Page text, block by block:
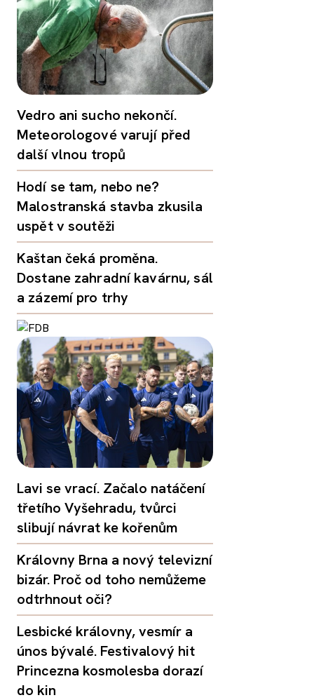
Vedro ani sucho nekončí.
Meteorologové varují před
další vlnou tropů
Hodí se tam, nebo ne?
Malostranská stavba zkusila
uspět v soutěži
Kaštan čeká proměna.
Dostane zahradní kavárnu, sál
a zázemí pro trhy
Lavi se vrací. Začalo natáčení
třetího Vyšehradu, tvůrci
slibují návrat ke kořenům
Královny Brna a nový televizní
bizár. Proč od toho nemůžeme
odtrhnout oči?
Lesbické královny, vesmír a
únos bývalé. Festivalový hit
Princezna kosmolesba dorazí
do kin